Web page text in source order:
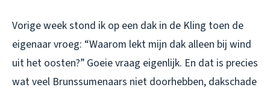
Vorige week stond ik op een dak in de Kling toen de
eigenaar vroeg: “Waarom lekt mijn dak alleen bij wind
uit het oosten?” Goeie vraag eigenlijk. En dat is precies
wat veel Brunssumenaars niet doorhebben, dakschade